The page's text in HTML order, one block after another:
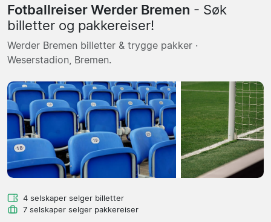
Ligaer
Reisebyråer
Fotballreiser Werder Bremen - Søk
billetter og pakkereiser!
Werder Bremen billetter & trygge pakker ·
Weserstadion, Bremen.
4 selskaper selger billetter
7 selskaper selger pakkereiser